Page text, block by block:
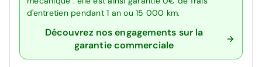
d'entretien pendant 1 an ou 15 000 km.
Découvrez nos engagements sur la
garantie commerciale